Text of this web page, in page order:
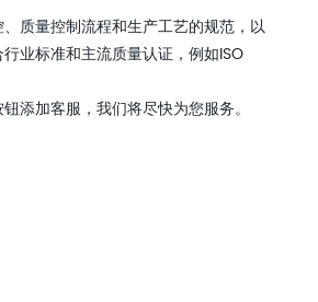
质量控制流程和生产工艺的规范，以
业标准和主流质量认证，例如ISO
添加客服，我们将尽快为您服务。